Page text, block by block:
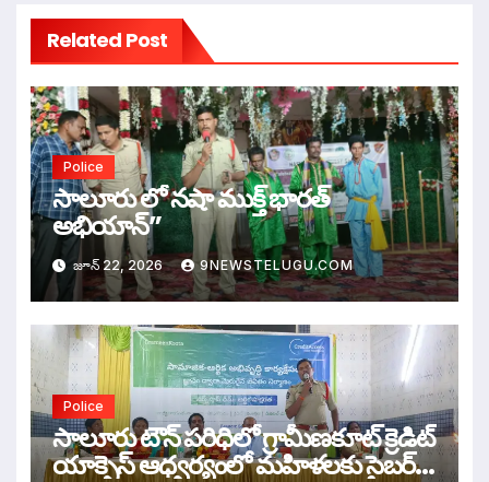
Related Post
Police
సాలూరు లో నషా ముక్త్ భారత్
అభియాన్”
జూన్ 22, 2026 9NEWSTELUGU.COM
Police
సాలూరు టౌన్ పరిధిలో గ్రామీణకూట్ క్రెడిట్
యాక్సెస్ ఆధ్వర్యంలో మహిళలకు సైబర్